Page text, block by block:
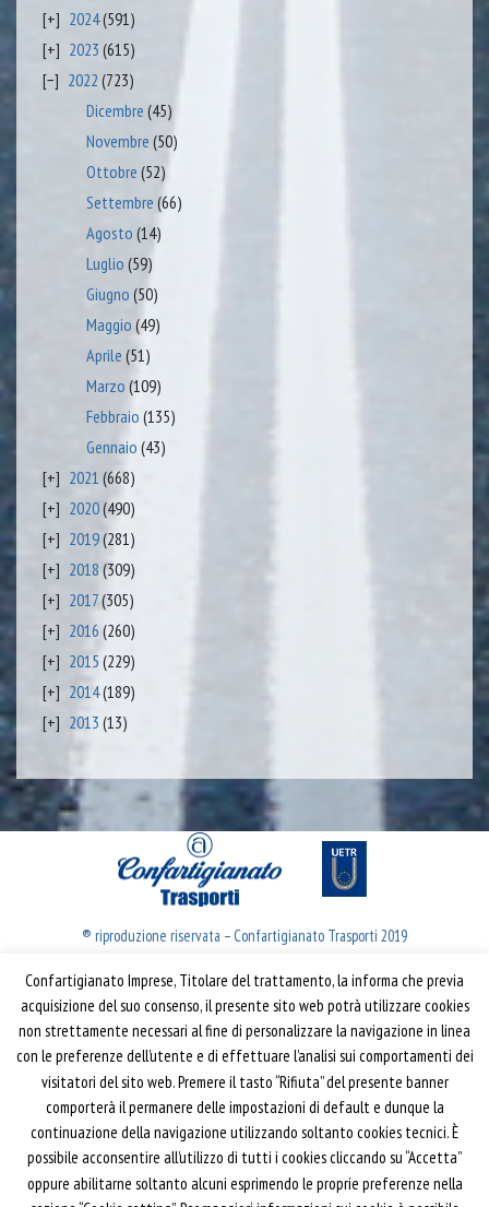
2024(591)
2023 (615)
2022 (723)
Dicembre (45)
Novembre (50)
Ottobre (52)
Settembre (66)
Agosto (14)
Luglio (59)
Giugno (50)
Maggio (49)
Aprile (51)
Marzo (109)
Febbraio (135)
Gennaio (43)
2021 (668)
2020(490)
2019(281)
2018 (309)
2017(305)
2016 (260)
2015 (229)
2014(189)
2013 (13)
® riproduzione riservata – Confartigianato Trasporti 2019
Confartigianato Trasporti
Via S. Giovanni in Laterano, 152 | 00184 Roma
T: 06 70374.275
trasporti@confartigianato.it
confartigianatotrasporti@pec.it
Privacy e Cookie Policy
Confartigianato Imprese, Titolare del trattamento, la informa che previa
acquisizione del suo consenso, il presente sito web potrà utilizzare cookies
non strettamente necessari al fine di personalizzare la navigazione in linea
con le preferenze dell’utente e di effettuare l’analisi sui comportamenti dei
visitatori del sito web. Premere il tasto “Rifiuta” del presente banner
comporterà il permanere delle impostazioni di default e dunque la
continuazione della navigazione utilizzando soltanto cookies tecnici. È
possibile acconsentire all’utilizzo di tutti i cookies cliccando su “Accetta”
oppure abilitarne soltanto alcuni esprimendo le proprie preferenze nella